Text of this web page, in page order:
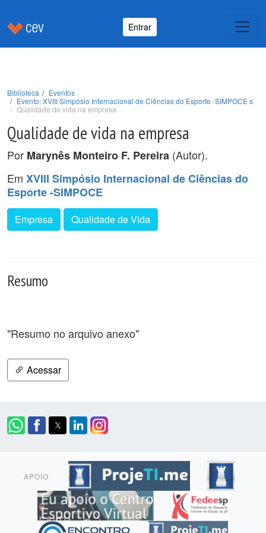
Entrar
Biblioteca
Eventos
Evento: XVIII Simpósio Internacional de Ciências do Esporte -SIMPOCE s
Qualidade de vida na empresa
Qualidade de vida na empresa
Por Marynês Monteiro F. Pereira (Autor).
Em XVIII Simpósio Internacional de Ciências do
Esporte -SIMPOCE
Empresa Qualidade de Vida
Resumo
"Resumo no arquivo anexo"
Acessar
APOIO